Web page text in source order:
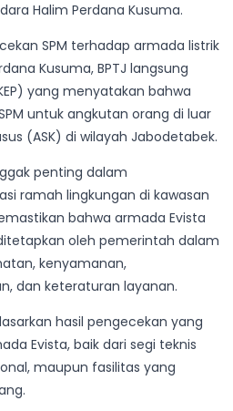
Halim Perdana Kusuma.
SPM terhadap armada listrik
Kusuma, BPTJ langsung
yang menyatakan bahwa
untuk angkutan orang di luar
(ASK) di wilayah Jabodetabek.
penting dalam
ramah lingkungan di kawasan
bahwa armada Evista
oleh pemerintah dalam
kenyamanan,
dan keteraturan layanan.
hasil pengecekan yang
Evista, baik dari segi teknis
maupun fasilitas yang